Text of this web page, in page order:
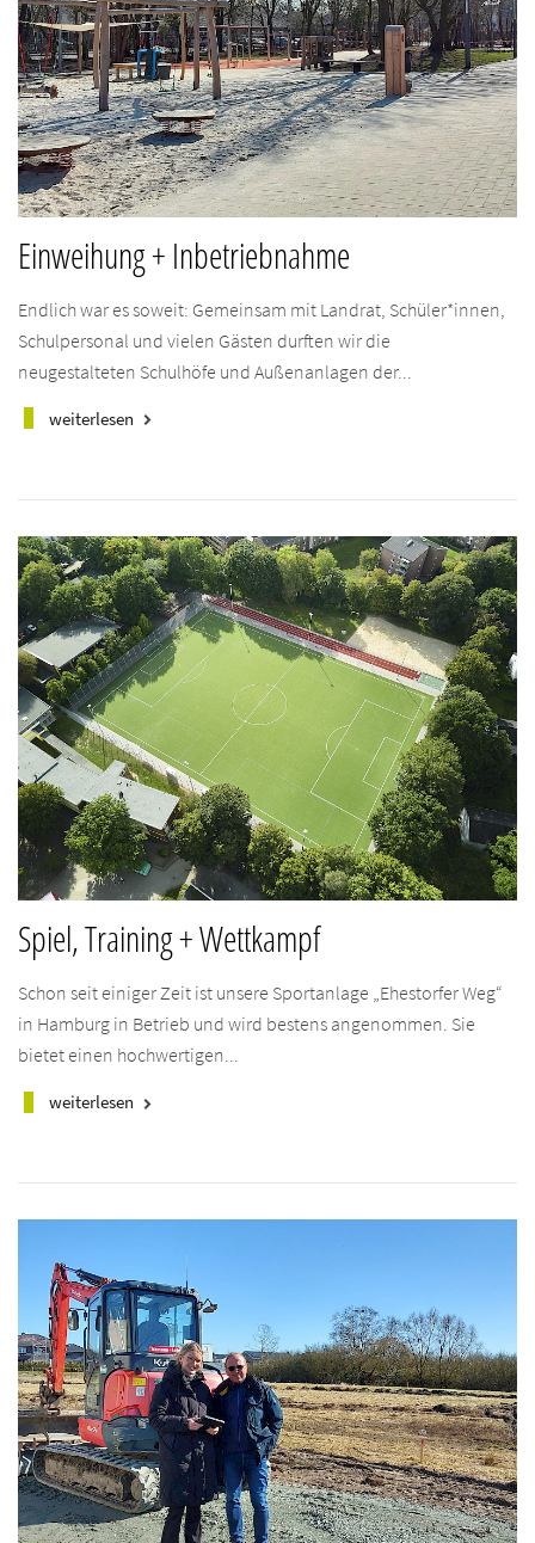
Einweihung + Inbetriebnahme
Endlich war es soweit: Gemeinsam mit Landrat, Schüler*innen,
Schulpersonal und vielen Gästen durften wir die
neugestalteten Schulhöfe und Außenanlagen der...
weiterlesen keyboard_arrow_right
Spiel, Training + Wettkampf
Schon seit einiger Zeit ist unsere Sportanlage „Ehestorfer Weg“
in Hamburg in Betrieb und wird bestens angenommen. Sie
bietet einen hochwertigen...
weiterlesen keyboard_arrow_right